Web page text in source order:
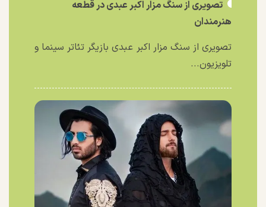
تصویری از سنگ مزار اکبر عبدی در قطعه
هنرمندان
تصویری از سنگ مزار اکبر عبدی بازیگر تئاتر سینما و
تلویزیون...